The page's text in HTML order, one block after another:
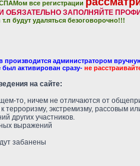
все регистрации
ОБЯЗАТЕЛЬНО ЗАПОЛНЯЙТЕ
будут удаляться безоговорочно!!!
производится администратором
был активирован сразу- не
на сайте:
то, ничем не отличаются от
терроризму, экстремизму, рассовым
других участников.
выражений
забанены